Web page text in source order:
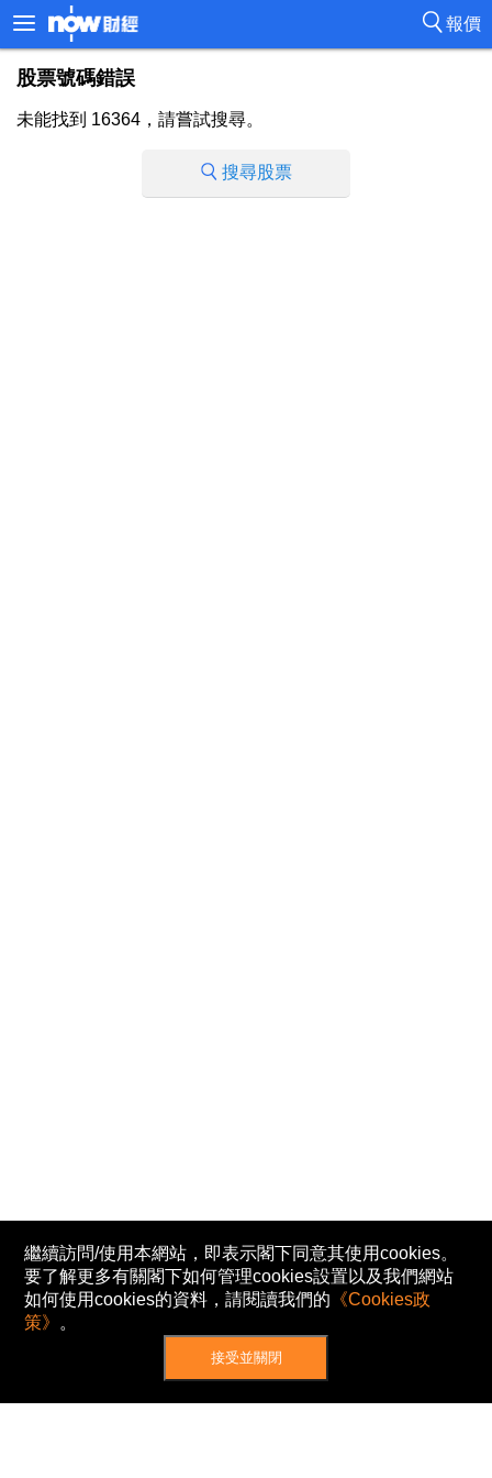
報價
股票號碼錯誤
未能找到 16364，請嘗試搜尋。
搜尋股票
繼續訪問/使用本網站，即表示閣下同意其使用cookies。
要了解更多有關閣下如何管理cookies設置以及我們網站
如何使用cookies的資料，請閱讀我們的 《Cookies政
策》 。
接受並關閉